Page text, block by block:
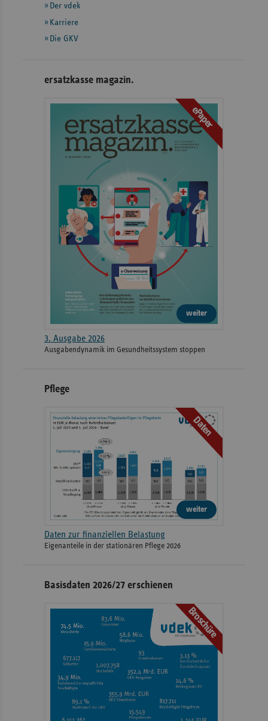
Der vdek
Karriere
Die GKV
ersatzkasse magazin.
ePaper
weiter
3. Ausgabe 2026
Ausgabendynamik im Gesundheitssystem stoppen
Pflege
Daten
weiter
Daten zur finanziellen Belastung
Eigenanteile in der stationären Pflege 2026
Basisdaten 2026/27 erschienen
Broschüre